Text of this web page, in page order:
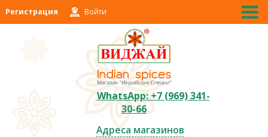
Регистрация Войти
WhatsApp: +7 (969) 341-
30-66
Адреса магазинов